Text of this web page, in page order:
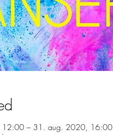
– 31. aug. 2020, 16:00